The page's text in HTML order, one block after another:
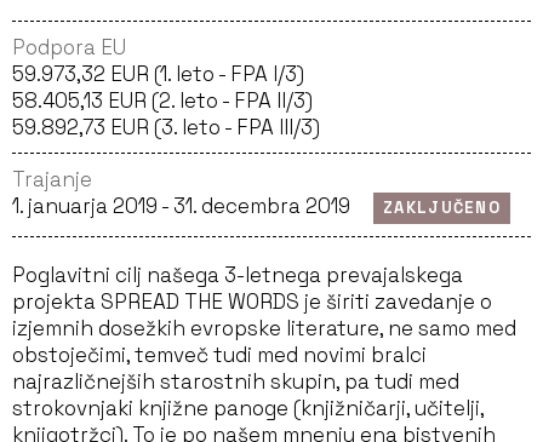
Podpora EU
59.973,32 EUR (1. leto - FPA I/3)
58.405,13 EUR (2. leto - FPA II/3)
59.892,73 EUR (3. leto - FPA III/3)
Trajanje
1. januarja 2019 - 31. decembra 2019
ZAKLJUČENO
Poglavitni cilj našega 3-letnega prevajalskega
projekta SPREAD THE WORDS je širiti zavedanje o
izjemnih dosežkih evropske literature, ne samo med
obstoječimi, temveč tudi med novimi bralci
najrazličnejših starostnih skupin, pa tudi med
strokovnjaki knjižne panoge (knjižničarji, učitelji,
knjigotržci). To je po našem mnenju ena bistvenih